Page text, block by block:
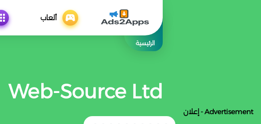
ألعاب
الرئيسية
Web-Source Ltd
Advertisement - إعلان